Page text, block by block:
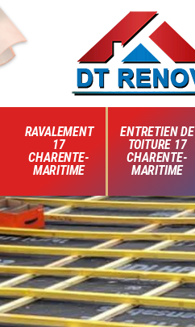
RAVALEMENT
17
CHARENTE-
MARITIME
ENTRETIEN DE
TOITURE 17
CHARENTE-
MARITIME